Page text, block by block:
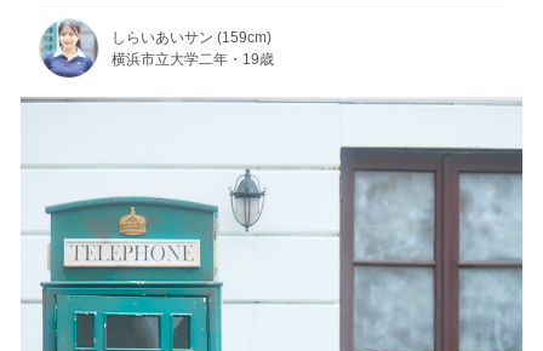
しらいあいサン (159cm)
横浜市立大学二年・19歳